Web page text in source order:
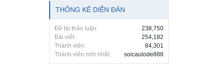
THỐNG KÊ DIỄN ĐÀN
Đề tài thảo luận:
238,750
Bài viết:
254,182
Thành viên:
84,301
Thành viên mới nhất:
soicaulode888